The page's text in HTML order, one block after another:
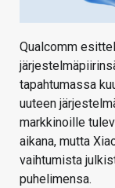
Qualcomm
tapahtumassa
uuteen
markkinoille
aikana, mutta
vaihtumista
puhelimensa.